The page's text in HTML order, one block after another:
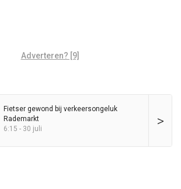
Adverteren? [9]
>
Fietser gewond bij verkeersongeluk
Rademarkt
6:15 - 30 juli